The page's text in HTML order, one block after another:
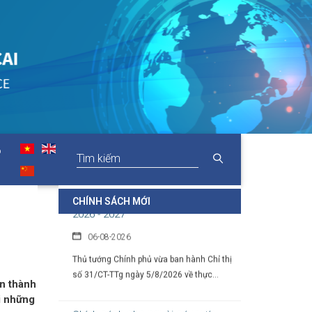
thành
những
CHÍNH SÁCH MỚI
Chính sách hỗ trợ doanh nghiệp và
thu hút đầu tư trong lĩnh vực văn
hóa số
07-08-2026
Tại Nghị định số 277/2026/NĐ-CP, Chính
phủ quy định cụ thể chính sách hỗ...
Chỉ thị của Thủ tướng Chính phủ về
các nhiệm vụ trọng tâm năm học
2026 - 2027
06-08-2026
Chính sách cho người có uy tín